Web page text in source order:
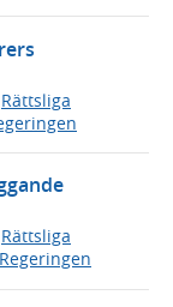
Rättsliga
Rättsliga
Regeringen